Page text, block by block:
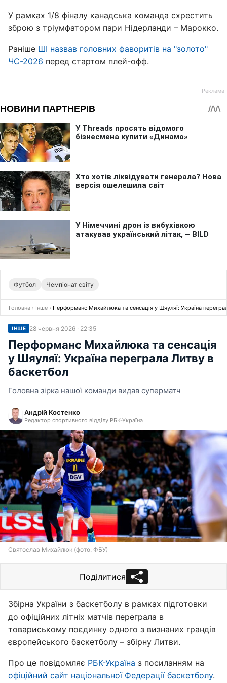
У рамках 1/8 фіналу канадська команда схрестить
зброю з тріумфатором пари Нідерланди – Марокко.
Раніше ШІ назвав головних фаворитів на "золото"
ЧС-2026 перед стартом плей-офф.
Футбол Чемпіонат світу
Головна › Інше › Перформанс Михайлюка та сенсація у Шяуляї: Україна
ІНШЕ 28 червня 2026 · 22:35
Перформанс Михайлюка та сенсація
у Шяуляї: Україна переграла Литву в
баскетбол
Головна зірка нашої команди видав суперматч
Андрій Костенко
Редактор спортивного відділу РБК-Україна
Святослав Михайлюк (фото: ФБУ)
Поділитися
Збірна України з баскетболу в рамках підготовки
до офіційних літніх матчів переграла в
товариському поєдинку одного з визнаних грандів
європейського баскетболу – збірну Литви.
Про це повідомляє РБК-Україна з посиланням на
офіційний сайт національної Федерації баскетболу.